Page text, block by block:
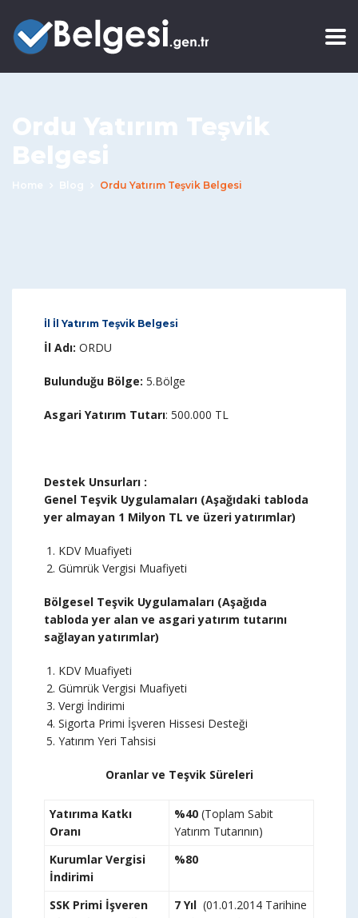
Ordu Yatırım Teşvik
Belgesi
Home Blog Ordu Yatırım Teşvik Belgesi
İl İl Yatırım Teşvik Belgesi
İl Adı: ORDU
Bulunduğu Bölge: 5.Bölge
Asgari Yatırım Tutarı: 500.000 TL
Destek Unsurları :
Genel Teşvik Uygulamaları (Aşağıdaki tabloda
yer almayan 1 Milyon TL ve üzeri yatırımlar)
KDV Muafiyeti
Gümrük Vergisi Muafiyeti
Bölgesel Teşvik Uygulamaları (Aşağıda
tabloda yer alan ve asgari yatırım tutarını
sağlayan yatırımlar)
KDV Muafiyeti
Gümrük Vergisi Muafiyeti
Vergi İndirimi
Sigorta Primi İşveren Hissesi Desteği
Yatırım Yeri Tahsisi
Oranlar ve Teşvik Süreleri
Yatırıma Katkı
Oranı
%40 (Toplam Sabit
Yatırım Tutarının)
Kurumlar Vergisi
İndirimi
%80
SSK Primi İşveren
7 Yıl (01.01.2014 Tarihine